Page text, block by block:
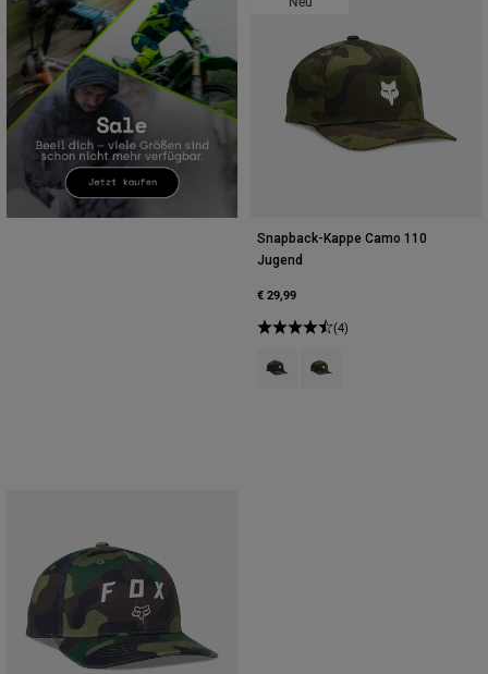
Snapback-Kappe Camo 110
Jugend
€ 29,99
(4)
Product swatch type of Schwarz
Product swatch type of